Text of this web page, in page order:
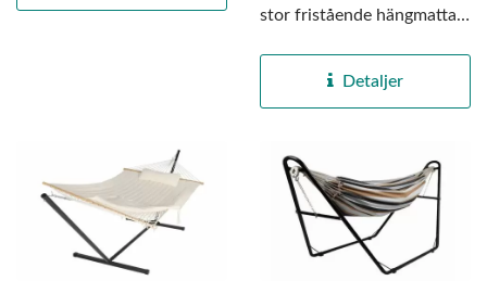
stor fristående hängmatta.
Detaljer